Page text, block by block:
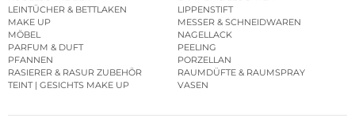
LEINTÜCHER & BETTLAKEN
LIPPENSTIFT
MAKE UP
MESSER & SCHNEIDWAREN
MÖBEL
NAGELLACK
PARFUM & DUFT
PEELING
PFANNEN
PORZELLAN
RASIERER & RASUR ZUBEHÖR
RAUMDÜFTE & RAUMSPRAY
TEINT | GESICHTS MAKE UP
VASEN